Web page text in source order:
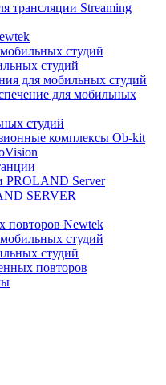
трансляции Streaming
студий
студий
для мобильных студий
для мобильных
студий
комплексы Ob-kit
PROLAND Server
SERVER
повторов Newtek
студий
студий
повторов